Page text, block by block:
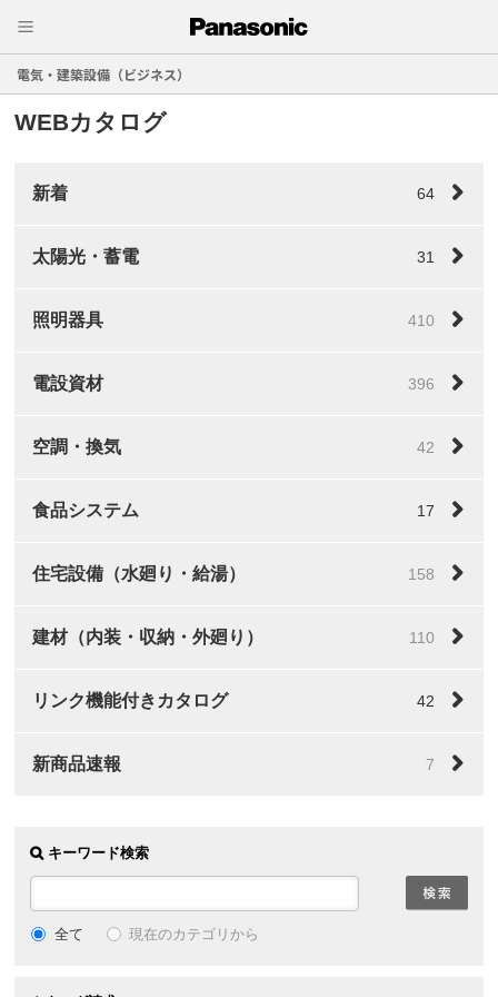
電気・建築設備（ビジネス）
WEBカタログ
新着 64
太陽光・蓄電 31
照明器具 410
電設資材 396
空調・換気 42
食品システム 17
住宅設備（水廻り・給湯） 158
建材（内装・収納・外廻り） 110
リンク機能付きカタログ 42
新商品速報 7
キーワード検索
全て 現在のカテゴリから